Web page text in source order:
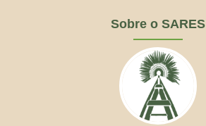
Sobre o SARES